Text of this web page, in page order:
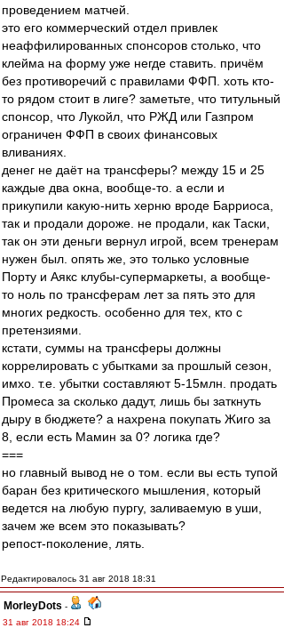
проведением матчей.
это его коммерческий отдел привлек
неаффилированных спонсоров столько, что
клейма на форму уже негде ставить. причём
без противоречий с правилами ФФП. хоть кто-
то рядом стоит в лиге? заметьте, что титульный
спонсор, что Лукойл, что РЖД или Газпром
ограничен ФФП в своих финансовых
вливаниях.
денег не даёт на трансферы? между 15 и 25
каждые два окна, вообще-то. а если и
прикупили какую-нить херню вроде Барриоса,
так и продали дороже. не продали, как Таски,
так он эти деньги вернул игрой, всем тренерам
нужен был. опять же, это только условные
Порту и Аякс клубы-супермаркеты, а вообще-
то ноль по трансферам лет за пять это для
многих редкость. особенно для тех, кто с
претензиями.
кстати, суммы на трансферы должны
коррелировать с убытками за прошлый сезон,
имхо. т.е. убытки составляют 5-15млн. продать
Промеса за сколько дадут, лишь бы заткнуть
дыру в бюджете? а нахрена покупать Жиго за
8, если есть Мамин за 0? логика где?
===
но главный вывод не о том. если вы есть тупой
баран без критического мышления, который
ведется на любую пургу, заливаемую в уши,
зачем же всем это показывать?
репост-поколение, лять.
Редактировалось 31 авг 2018 18:31
MorleyDots -
31 авг 2018 18:24